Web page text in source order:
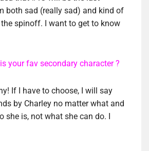
both sad (really sad) and kind of
spinoff. I want to get to know
your fav secondary character ?
If I have to choose, I will say
by Charley no matter what and
she is, not what she can do. I